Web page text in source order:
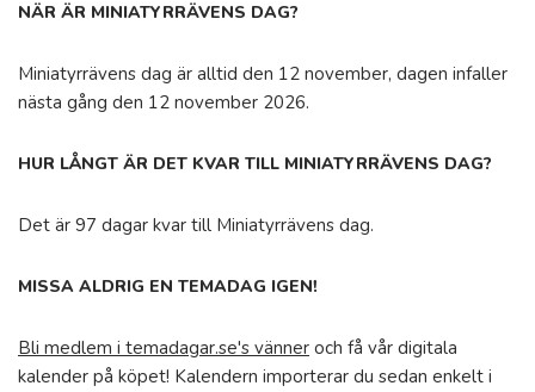
NÄR ÄR MINIATYRRÄVENS DAG?
Miniatyrrävens dag är alltid den 12 november, dagen infaller
nästa gång den 12 november 2026.
HUR LÅNGT ÄR DET KVAR TILL MINIATYRRÄVENS DAG?
Det är 97 dagar kvar till Miniatyrrävens dag.
MISSA ALDRIG EN TEMADAG IGEN!
Bli medlem i temadagar.se's vänner och få vår digitala
kalender på köpet! Kalendern importerar du sedan enkelt i